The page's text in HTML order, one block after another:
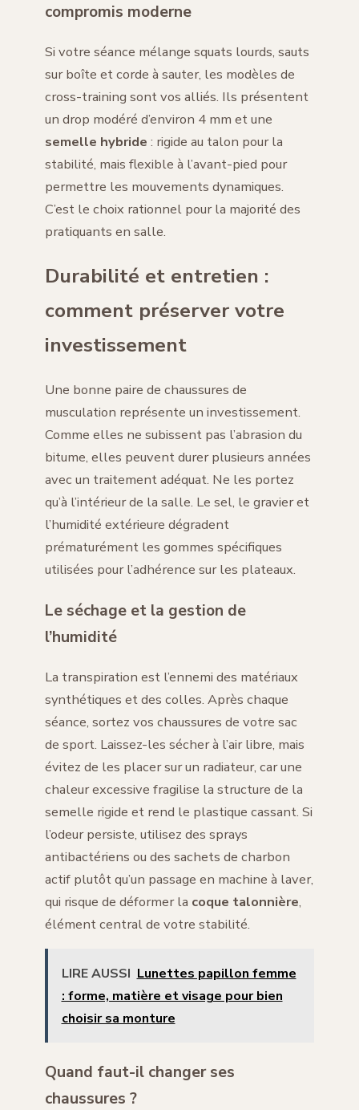
compromis moderne
Si votre séance mélange squats lourds, sauts
sur boîte et corde à sauter, les modèles de
cross-training sont vos alliés. Ils présentent
un drop modéré d’environ 4 mm et une
semelle hybride : rigide au talon pour la
stabilité, mais flexible à l’avant-pied pour
permettre les mouvements dynamiques.
C’est le choix rationnel pour la majorité des
pratiquants en salle.
Durabilité et entretien :
comment préserver votre
investissement
Une bonne paire de chaussures de
musculation représente un investissement.
Comme elles ne subissent pas l’abrasion du
bitume, elles peuvent durer plusieurs années
avec un traitement adéquat. Ne les portez
qu’à l’intérieur de la salle. Le sel, le gravier et
l’humidité extérieure dégradent
prématurément les gommes spécifiques
utilisées pour l’adhérence sur les plateaux.
Le séchage et la gestion de
l’humidité
La transpiration est l’ennemi des matériaux
synthétiques et des colles. Après chaque
séance, sortez vos chaussures de votre sac
de sport. Laissez-les sécher à l’air libre, mais
évitez de les placer sur un radiateur, car une
chaleur excessive fragilise la structure de la
semelle rigide et rend le plastique cassant. Si
l’odeur persiste, utilisez des sprays
antibactériens ou des sachets de charbon
actif plutôt qu’un passage en machine à laver,
qui risque de déformer la coque talonnière,
élément central de votre stabilité.
LIRE AUSSI Lunettes papillon femme
: forme, matière et visage pour bien
choisir sa monture
Quand faut-il changer ses
chaussures ?